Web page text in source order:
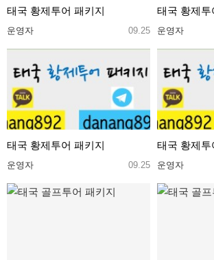
태국 황제투어 패키지
운영자 09.25
태국 황제투
운영자
태국 황제투어 패키지
운영자 09.25
태국 황제투
운영자